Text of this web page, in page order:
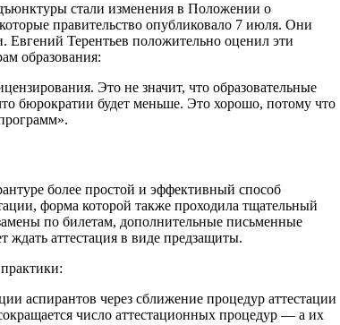
стали изменения в Положении о
правительство опубликовало 7 июля. Они
Евгений Терентьев положительно оценил эти
образования:
Это не значит, что образовательные
бюрократии будет меньше. Это хорошо, потому что
более простой и эффективный способ
форма которой также проходила тщательный
по билетам, дополнительные письменные
ждать аттестация в виде предзащиты.
аспирантов через сближение процедур аттестации
число аттестационных процедур — а их